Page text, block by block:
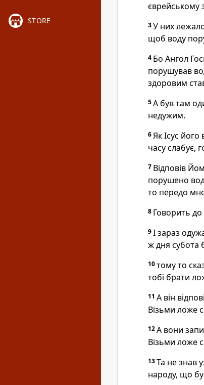
STORE
єврейському
3У них
щоб воду
4 Бо Ангол
порушував
здоровим
5А був там
недужим.
6Як Ісус
часу слабує,
7 Відповів
порушено
то передо
8 Говорить до
9І зараз
ж дня субота
10тому то
тобі брати
11 А він
Візьми ложе
12А вони
Візьми ложе
13Та не знав
народу, що